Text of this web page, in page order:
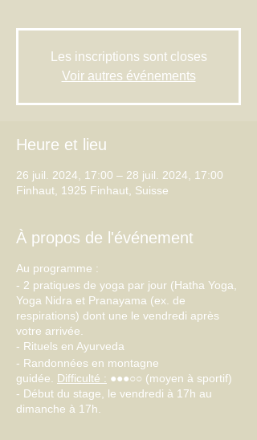
Les inscriptions sont closes
Voir autres événements
Heure et lieu
26 juil. 2024, 17:00 – 28 juil. 2024, 17:00
Finhaut, 1925 Finhaut, Suisse
À propos de l'événement
Au programme :
- 2 pratiques de yoga par jour (Hatha Yoga,
Yoga Nidra et Pranayama (ex. de
respirations) dont une le vendredi après
votre arrivée.
- Rituels en Ayurveda
- Randonnées en montagne
guidée. Difficulté : ●●●○○ (moyen à sportif)
- Début du stage, le vendredi à 17h au
dimanche à 17h.